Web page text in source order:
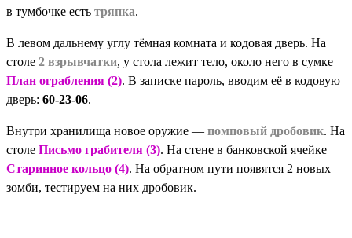
в тумбочке есть тряпка.
В левом дальнему углу тёмная комната и кодовая дверь. На
столе 2 взрывчатки, у стола лежит тело, около него в сумке
План ограбления (2). В записке пароль, вводим её в кодовую
дверь: 60-23-06.
Внутри хранилища новое оружие — помповый дробовик. На
столе Письмо грабителя (3). На стене в банковской ячейке
Старинное кольцо (4). На обратном пути появятся 2 новых
зомби, тестируем на них дробовик.